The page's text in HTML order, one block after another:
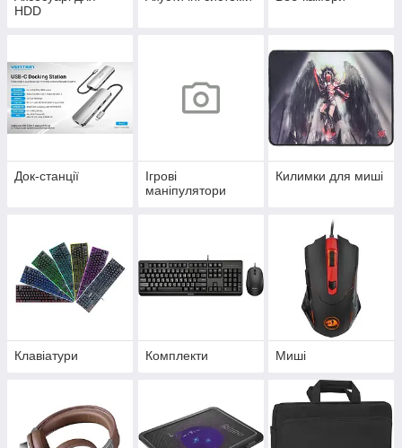
HDD
Док-станції
Ігрові
маніпулятори
Килимки для миші
Клавіатури Комплекти Миші